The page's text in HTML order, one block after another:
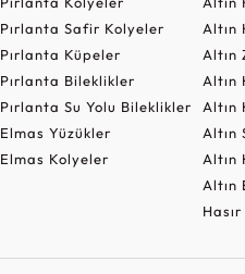
Pırlanta Safir Kolyeler
Pırlanta Küpeler
Pırlanta Bileklikler
Pırlanta Su Yolu Bileklikler
Elmas Yüzükler
Elmas Kolyeler
Altın
Altın
Altın
Altın
Altın
Altın
Altın